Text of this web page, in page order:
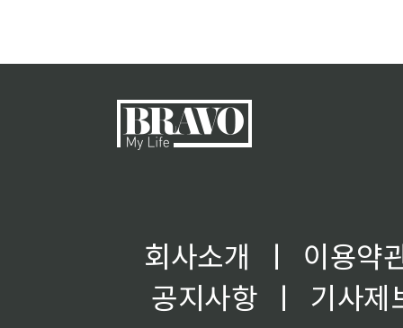
회사소개 ㅣ
이용약
공지사항
ㅣ
기사제